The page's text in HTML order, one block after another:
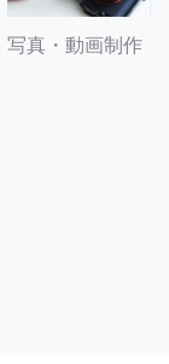
写真・動画制作